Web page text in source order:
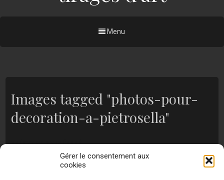
Gérer le consentement aux
cookies
Menu
Images tagged "photos-pour-
decoration-a-pietrosella"
no images were found